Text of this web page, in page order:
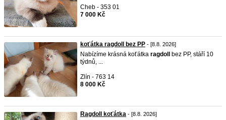
Cheb - 353 01
7 000 Kč
koťátka ragdoll bez PP - [8.8. 2026]
Nabízíme krásná koťátka ragdoll
bez PP, stáří 10
týdnů, ...
Zlín - 763 14
8 000 Kč
Ragdoll koťátka - [8.8. 2026]